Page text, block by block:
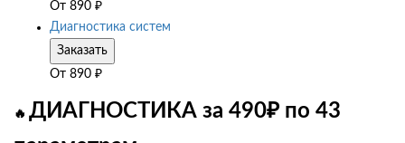
От 890 ₽
Диагностика систем
Заказать
От 890 ₽
🔥 ДИАГНОСТИКА за 490₽ по 43